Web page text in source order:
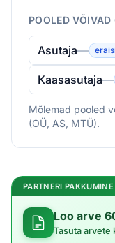
POOLED VÕIVAD
Asutaja—
Kaasasutaja—
Mõlemad pooled
(OÜ, AS, MTÜ).
PARTNERI PAKKUMINE
Loo arve
Tasuta arvete